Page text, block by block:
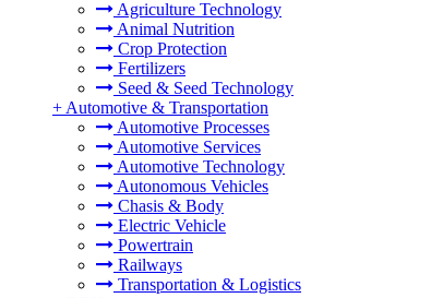
Agriculture Technology
Animal Nutrition
Crop Protection
Fertilizers
Seed & Seed Technology
+ Automotive & Transportation
Automotive Processes
Automotive Services
Automotive Technology
Autonomous Vehicles
Chasis & Body
Electric Vehicle
Powertrain
Railways
Transportation & Logistics